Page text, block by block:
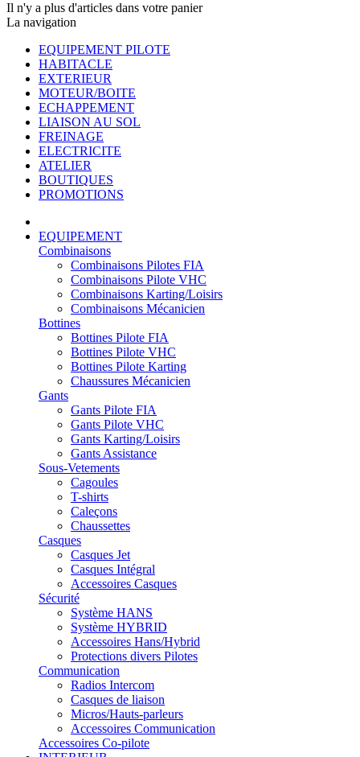
Il n'y a plus d'articles dans votre panier
La navigation
EQUIPEMENT PILOTE
HABITACLE
EXTERIEUR
MOTEUR/BOITE
ECHAPPEMENT
LIAISON AU SOL
FREINAGE
ELECTRICITE
ATELIER
BOUTIQUES
PROMOTIONS
EQUIPEMENT
Combinaisons
Combinaisons Pilotes FIA
Combinaisons Pilote VHC
Combinaisons Karting/Loisirs
Combinaisons Mécanicien
Bottines
Bottines Pilote FIA
Bottines Pilote VHC
Bottines Pilote Karting
Chaussures Mécanicien
Gants
Gants Pilote FIA
Gants Pilote VHC
Gants Karting/Loisirs
Gants Assistance
Sous-Vetements
Cagoules
T-shirts
Caleçons
Chaussettes
Casques
Casques Jet
Casques Intégral
Accessoires Casques
Sécurité
Système HANS
Système HYBRID
Accessoires Hans/Hybrid
Protections divers Pilotes
Communication
Radios Intercom
Casques de liaison
Micros/Hauts-parleurs
Accessoires Communication
Accessoires Co-pilote